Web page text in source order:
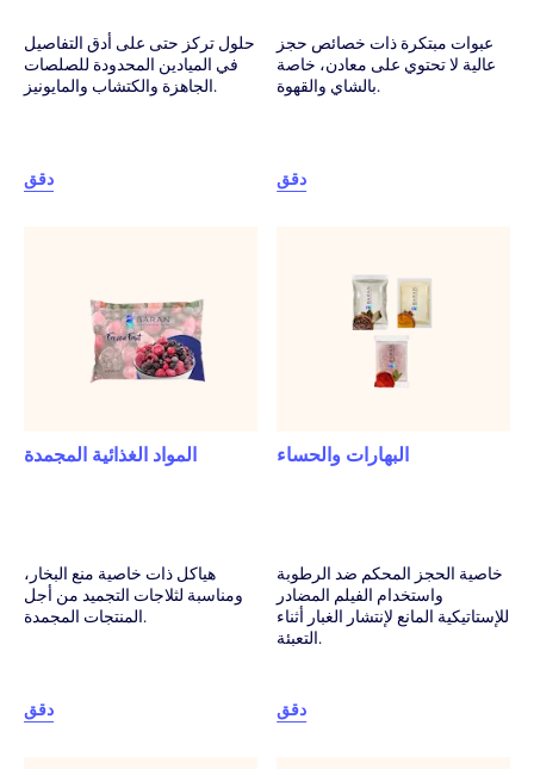
حلول تركز حتى على أدق التفاصيل
في الميادين المحدودة للصلصات
الجاهزة والكتشاب والمايونيز.
دقق
عبوات مبتكرة ذات خصائص حجز
عالية لا تحتوي على معادن، خاصة
بالشاي والقهوة.
دقق
المواد الغذائية المجمدة
هياكل ذات خاصية منع البخار،
ومناسبة لثلاجات التجميد من أجل
المنتجات المجمدة.
دقق
البهارات والحساء
خاصية الحجز المحكم ضد الرطوبة
واستخدام الفيلم المضادر
للإستاتيكية المانع لإنتشار الغبار أثناء
التعبئة.
دقق